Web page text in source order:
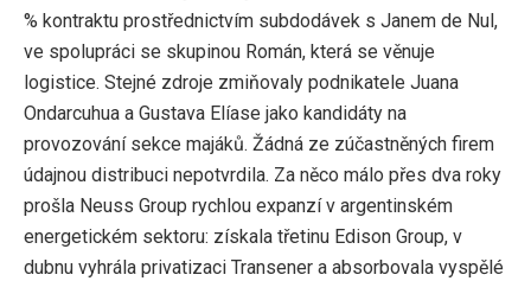
% kontraktu prostřednictvím subdodávek s Janem de Nul,
ve spolupráci se skupinou Román, která se věnuje
logistice. Stejné zdroje zmiňovaly podnikatele Juana
Ondarcuhua a Gustava Elíase jako kandidáty na
provozování sekce majáků. Žádná ze zúčastněných firem
údajnou distribuci nepotvrdila. Za něco málo přes dva roky
prošla Neuss Group rychlou expanzí v argentinském
energetickém sektoru: získala třetinu Edison Group, v
dubnu vyhrála privatizaci Transener a absorbovala vyspělé